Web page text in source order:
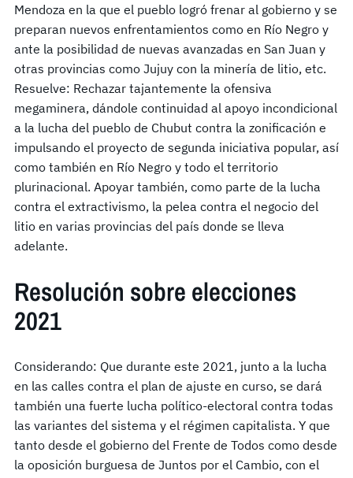
Mendoza en la que el pueblo logró frenar al gobierno y se
preparan nuevos enfrentamientos como en Río Negro y
ante la posibilidad de nuevas avanzadas en San Juan y
otras provincias como Jujuy con la minería de litio, etc.
Resuelve: Rechazar tajantemente la ofensiva
megaminera, dándole continuidad al apoyo incondicional
a la lucha del pueblo de Chubut contra la zonificación e
impulsando el proyecto de segunda iniciativa popular, así
como también en Río Negro y todo el territorio
plurinacional. Apoyar también, como parte de la lucha
contra el extractivismo, la pelea contra el negocio del
litio en varias provincias del país donde se lleva
adelante.
Resolución sobre elecciones
2021
Considerando: Que durante este 2021, junto a la lucha
en las calles contra el plan de ajuste en curso, se dará
también una fuerte lucha político-electoral contra todas
las variantes del sistema y el régimen capitalista. Y que
tanto desde el gobierno del Frente de Todos como desde
la oposición burguesa de Juntos por el Cambio, con el